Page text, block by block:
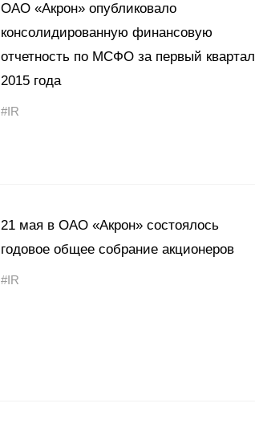
ОАО «Акрон» опубликовало
консолидированную финансовую
отчетность по МСФО за первый квартал
2015 года
#IR
21 мая в ОАО «Акрон» состоялось
годовое общее собрание акционеров
#IR